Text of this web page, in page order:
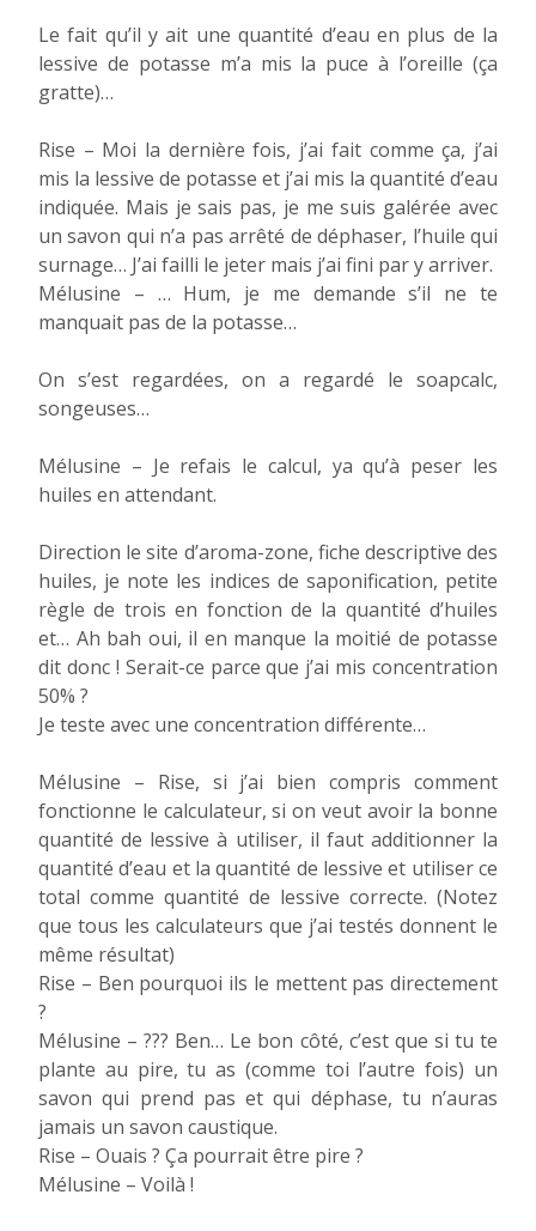
Le fait qu’il y ait une quantité d’eau en plus de la
lessive de potasse m’a mis la puce à l’oreille (ça
gratte)…
Rise – Moi la dernière fois, j’ai fait comme ça, j’ai
mis la lessive de potasse et j’ai mis la quantité d’eau
indiquée. Mais je sais pas, je me suis galérée avec
un savon qui n’a pas arrêté de déphaser, l’huile qui
surnage… J’ai failli le jeter mais j’ai fini par y arriver.
Mélusine – … Hum, je me demande s’il ne te
manquait pas de la potasse…
On s’est regardées, on a regardé le soapcalc,
songeuses…
Mélusine – Je refais le calcul, ya qu’à peser les
huiles en attendant.
Direction le site d’aroma-zone, fiche descriptive des
huiles, je note les indices de saponification, petite
règle de trois en fonction de la quantité d’huiles
et… Ah bah oui, il en manque la moitié de potasse
dit donc ! Serait-ce parce que j’ai mis concentration
50% ?
Je teste avec une concentration différente…
Mélusine – Rise, si j’ai bien compris comment
fonctionne le calculateur, si on veut avoir la bonne
quantité de lessive à utiliser, il faut additionner la
quantité d’eau et la quantité de lessive et utiliser ce
total comme quantité de lessive correcte. (Notez
que tous les calculateurs que j’ai testés donnent le
même résultat)
Rise – Ben pourquoi ils le mettent pas directement
?
Mélusine – ??? Ben… Le bon côté, c’est que si tu te
plante au pire, tu as (comme toi l’autre fois) un
savon qui prend pas et qui déphase, tu n’auras
jamais un savon caustique.
Rise – Ouais ? Ça pourrait être pire ?
Mélusine – Voilà !